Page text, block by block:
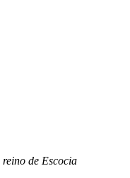
de Escocia